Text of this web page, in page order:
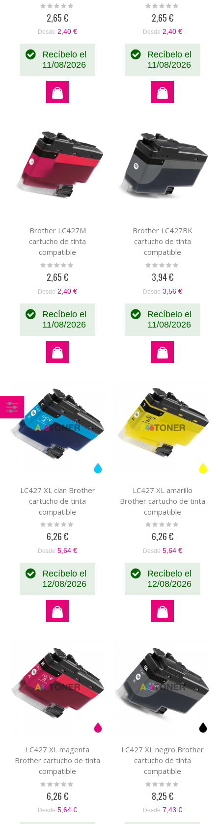
Rating:
2,65 €
Desde 2,40 €
Recíbelo el
11/08/2026
Rating:
2,65 €
Desde 2,40 €
Recíbelo el
11/08/2026
Brother LC427M
cartucho de tinta
compatible
Rating:
2,65 €
Desde 2,40 €
Recíbelo el
11/08/2026
Brother LC427BK
cartucho de tinta
compatible
Rating:
3,94 €
Desde 3,56 €
Recíbelo el
11/08/2026
LC427 XL cian Brother
cartucho de tinta
compatible
Rating:
6,26 €
Desde 5,64 €
Recíbelo el
12/08/2026
LC427 XL amarillo
Brother cartucho de tinta
compatible
Rating:
6,26 €
Desde 5,64 €
Recíbelo el
12/08/2026
LC427 XL magenta
Brother cartucho de tinta
compatible
Rating:
6,26 €
Desde 5,64 €
LC427 XL negro Brother
cartucho de tinta
compatible
Rating:
8,25 €
Desde 7,43 €
Comprar
por